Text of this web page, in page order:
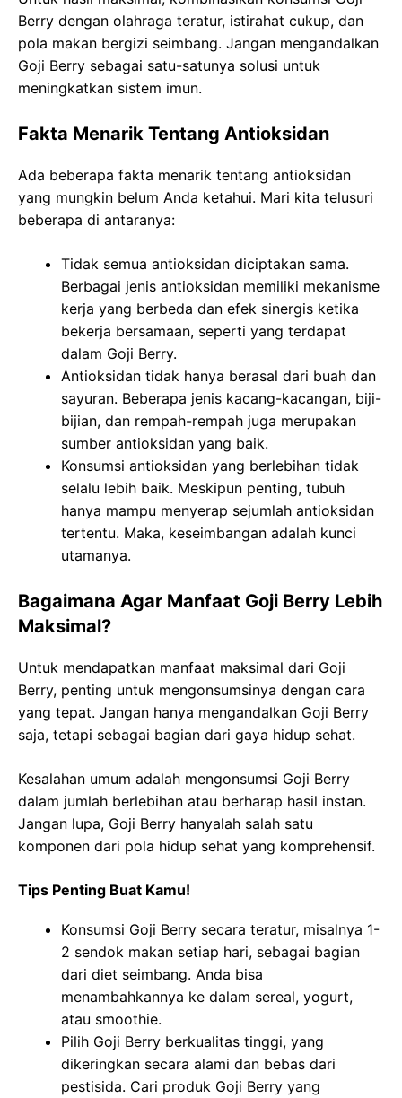
Berry dengan olahraga teratur, istirahat cukup, dan
pola makan bergizi seimbang. Jangan mengandalkan
Goji Berry sebagai satu-satunya solusi untuk
meningkatkan sistem imun.
Fakta Menarik Tentang Antioksidan
Ada beberapa fakta menarik tentang antioksidan
yang mungkin belum Anda ketahui. Mari kita telusuri
beberapa di antaranya:
Tidak semua antioksidan diciptakan sama.
Berbagai jenis antioksidan memiliki mekanisme
kerja yang berbeda dan efek sinergis ketika
bekerja bersamaan, seperti yang terdapat
dalam Goji Berry.
Antioksidan tidak hanya berasal dari buah dan
sayuran. Beberapa jenis kacang-kacangan, biji-
bijian, dan rempah-rempah juga merupakan
sumber antioksidan yang baik.
Konsumsi antioksidan yang berlebihan tidak
selalu lebih baik. Meskipun penting, tubuh
hanya mampu menyerap sejumlah antioksidan
tertentu. Maka, keseimbangan adalah kunci
utamanya.
Bagaimana Agar Manfaat Goji Berry Lebih
Maksimal?
Untuk mendapatkan manfaat maksimal dari Goji
Berry, penting untuk mengonsumsinya dengan cara
yang tepat. Jangan hanya mengandalkan Goji Berry
saja, tetapi sebagai bagian dari gaya hidup sehat.
Kesalahan umum adalah mengonsumsi Goji Berry
dalam jumlah berlebihan atau berharap hasil instan.
Jangan lupa, Goji Berry hanyalah salah satu
komponen dari pola hidup sehat yang komprehensif.
Tips Penting Buat Kamu!
Konsumsi Goji Berry secara teratur, misalnya 1-
2 sendok makan setiap hari, sebagai bagian
dari diet seimbang. Anda bisa
menambahkannya ke dalam sereal, yogurt,
atau smoothie.
Pilih Goji Berry berkualitas tinggi, yang
dikeringkan secara alami dan bebas dari
pestisida. Cari produk Goji Berry yang